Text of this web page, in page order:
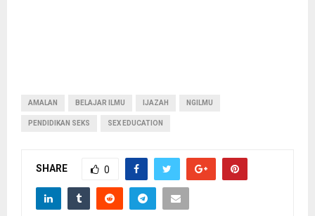
AMALAN BELAJAR ILMU IJAZAH NGILMU
PENDIDIKAN SEKS SEX EDUCATION
SHARE 0